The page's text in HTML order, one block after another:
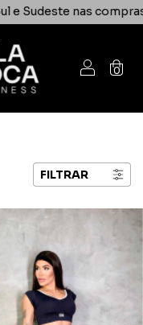
de R$ 499,00 Use
0
FILTRAR